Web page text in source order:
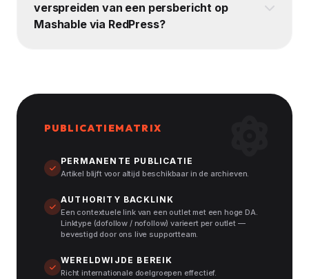
verspreiden van een persbericht op
Mashable via RedPress?
PUBLICATIEMATRIX
PERMANENTE PUBLICATIE
Artikel blijft voor altijd beschikbaar in de archieven.
AUTHORITY BACKLINK
Een contextuele link van een outlet met een hoge DA.
Linktype (dofollow / nofollow) varieert per outlet —
bevestigd door ons live supportteam.
WERELDWIJDE BEREIK
Richt internationale doelgroepen effectief.